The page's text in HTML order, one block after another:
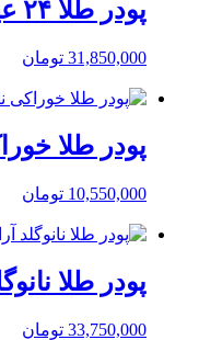
پودر طلا ۲۴ عیار خوراکی
31,850,000 تومان
پودر طلا
10,550,000 تومان
پودر طلا
33,750,000 تومان